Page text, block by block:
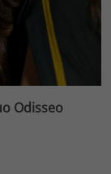
Odisseo